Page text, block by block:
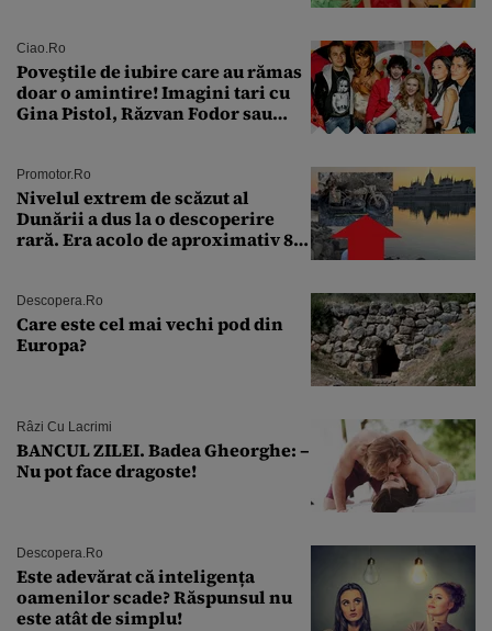
Ciao.ro
Poveştile de iubire care au rămas
doar o amintire! Imagini tari cu
Gina Pistol, Răzvan Fodor sau
Promotor.ro
Nivelul extrem de scăzut al
Dunării a dus la o descoperire
rară. Era acolo de aproximativ 80
Descopera.ro
Care este cel mai vechi pod din
Europa?
Râzi Cu Lacrimi
BANCUL ZILEI. Badea Gheorghe: –
Nu pot face dragoste!
Descopera.ro
Este adevărat că inteligența
oamenilor scade? Răspunsul nu
este atât de simplu!